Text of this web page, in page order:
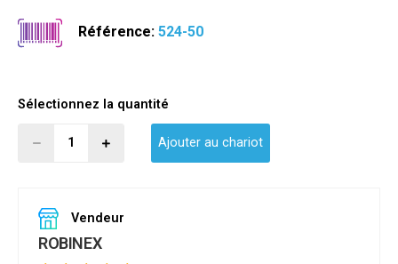
Référence:524-50
Sélectionnez la quantité
Ajouter au chariot
Vendeur
ROBINEX